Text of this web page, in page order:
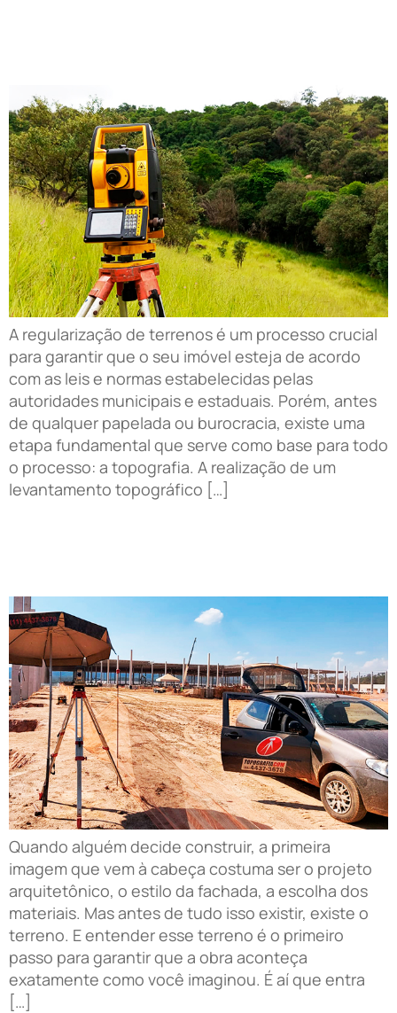
A regularização de terrenos é um processo crucial
para garantir que o seu imóvel esteja de acordo
com as leis e normas estabelecidas pelas
autoridades municipais e estaduais. Porém, antes
de qualquer papelada ou burocracia, existe uma
etapa fundamental que serve como base para todo
o processo: a topografia. A realização de um
levantamento topográfico […]
Quando alguém decide construir, a primeira
imagem que vem à cabeça costuma ser o projeto
arquitetônico, o estilo da fachada, a escolha dos
materiais. Mas antes de tudo isso existir, existe o
terreno. E entender esse terreno é o primeiro
passo para garantir que a obra aconteça
exatamente como você imaginou. É aí que entra
[…]